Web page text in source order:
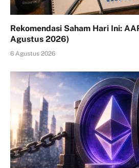
Rekomendasi Saham Hari Ini:
Agustus 2026)
6 Agustus 2026